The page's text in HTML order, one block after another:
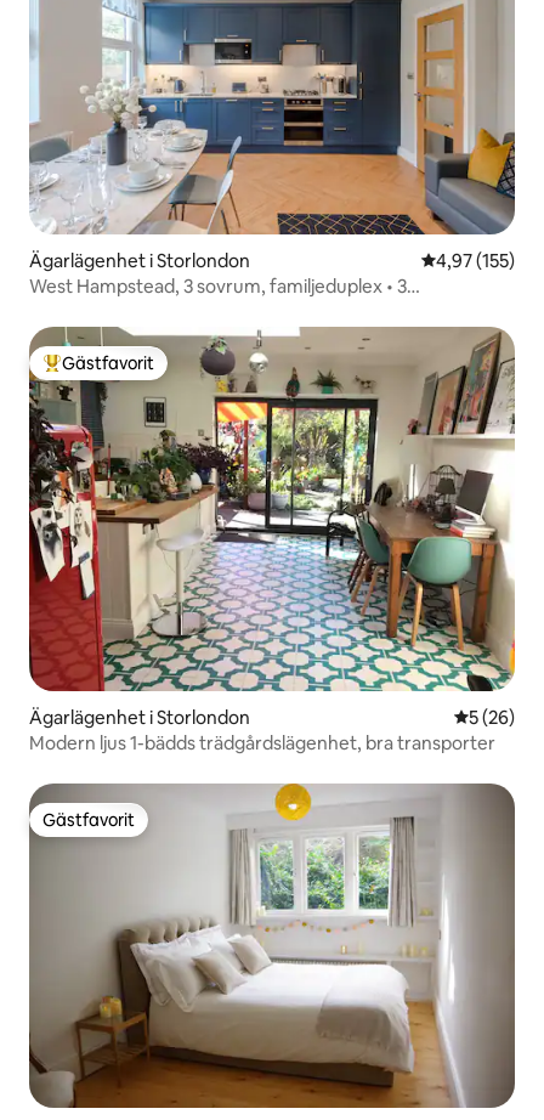
Ägarlägenhet i Storlondon 4,97 av 5 i
4,97 (155)
West Hampstead, 3 sovrum, familjeduplex • 3
Populär gästfavorit
Gästfavorit
Ägarlägenhet i Storlondon 5 av 5 i
5 (26)
Modern ljus 1-bädds trädgårdslägenhet, bra transporter
Gästfavorit
Gästfavorit